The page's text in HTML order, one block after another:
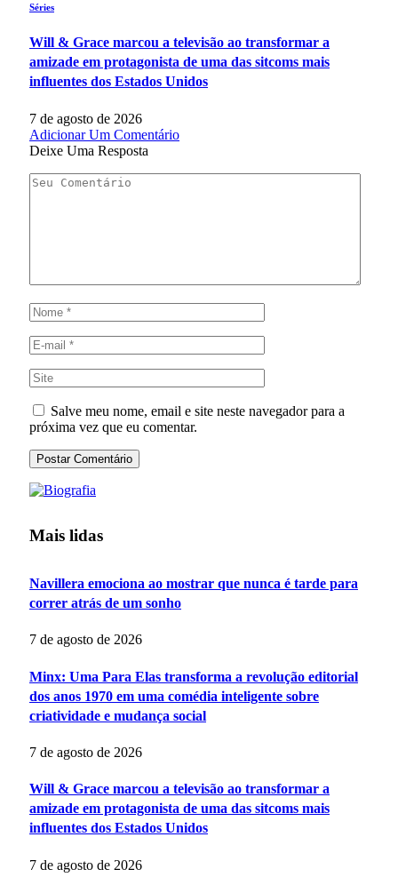
Séries
Will & Grace marcou a televisão ao transformar a
amizade em protagonista de uma das sitcoms mais
influentes dos Estados Unidos
7 de agosto de 2026
Adicionar Um Comentário
Deixe Uma Resposta
Salve meu nome, email e site neste navegador para a
próxima vez que eu comentar.
Mais lidas
Navillera emociona ao mostrar que nunca é tarde para
correr atrás de um sonho
7 de agosto de 2026
Minx: Uma Para Elas transforma a revolução editorial
dos anos 1970 em uma comédia inteligente sobre
criatividade e mudança social
7 de agosto de 2026
Will & Grace marcou a televisão ao transformar a
amizade em protagonista de uma das sitcoms mais
influentes dos Estados Unidos
7 de agosto de 2026